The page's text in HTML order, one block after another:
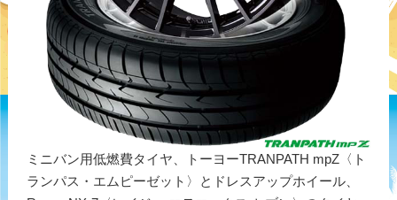
ミニバン用低燃費タイヤ、トーヨーTRANPATH mpZ〈ト
ランパス・エムピーゼット〉とドレスアップホイール、